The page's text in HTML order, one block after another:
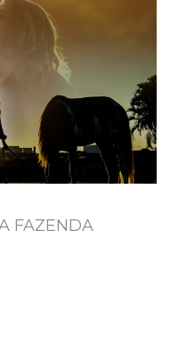
FAZENDA